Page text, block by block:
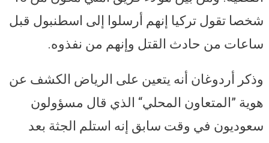
شخصا تقول تركيا إنهم أرسلوا إلى اسطنبول قبل
ساعات من حادث القتل وإنهم من نفذوه.
وذكر أردوغان أنه يتعين على الرياض الكشف عن
هوية ”المتعاون المحلي“ الذي قال مسؤولون
سعوديون في وقت سابق إنه استلم الجثة بعد